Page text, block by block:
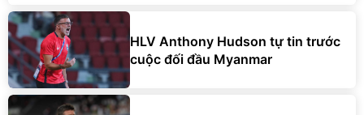
HLV Anthony Hudson tự tin trước
cuộc đối đầu Myanmar